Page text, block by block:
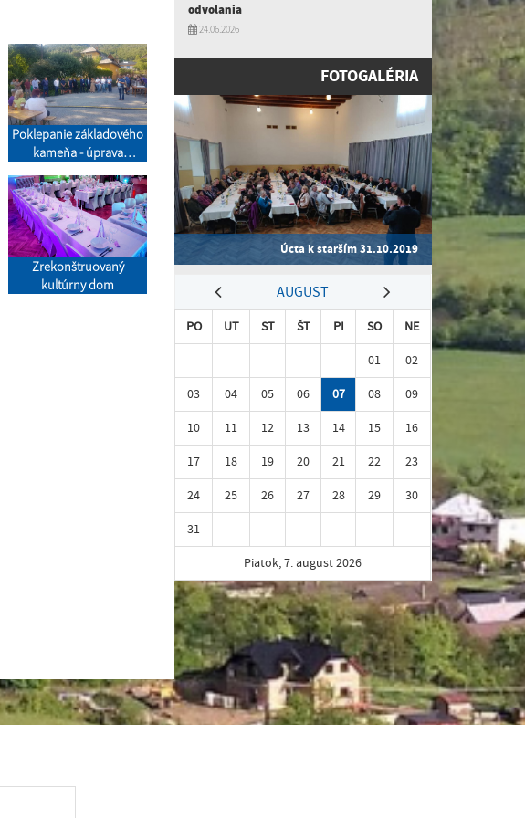
Poklepanie základového
kameňa - úprava
Zrekonštruovaný
kultúrny dom
odvolania
24.06.2026
FOTOGALÉRIA
Úcta k starším 31.10.2019
AUGUST
PO UT ST ŠT PI SO
NE
01
02
03
04 05 06 07 08
09
10
11 12 13 14 15
16
17
18 19 20 21 22
23
24
25 26 27 28 29
30
31
Piatok, 7. august 2026